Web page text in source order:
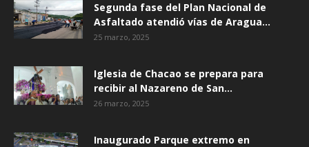
Segunda fase del Plan Nacional de
Asfaltado atendió vías de Aragua...
25 marzo, 2025
Iglesia de Chacao se prepara para
recibir al Nazareno de San...
26 marzo, 2025
Inaugurado Parque extremo en